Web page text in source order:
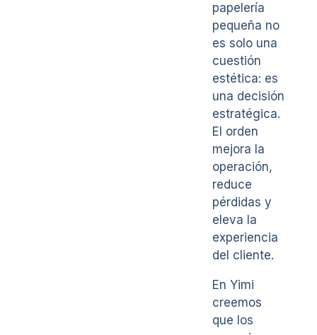
papelería
pequeña no
es solo una
cuestión
estética: es
una decisión
estratégica.
El orden
mejora la
operación,
reduce
pérdidas y
eleva la
experiencia
del cliente.
En Yimi
creemos
que los